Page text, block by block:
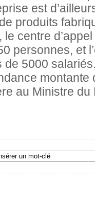
est
produits
centre
personnes, et
5000
montante
au Ministre